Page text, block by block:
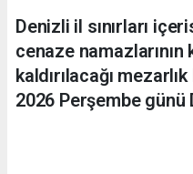
Denizli il sınırları
cenaze namazlarının
kaldırılacağı
2026 Perşembe